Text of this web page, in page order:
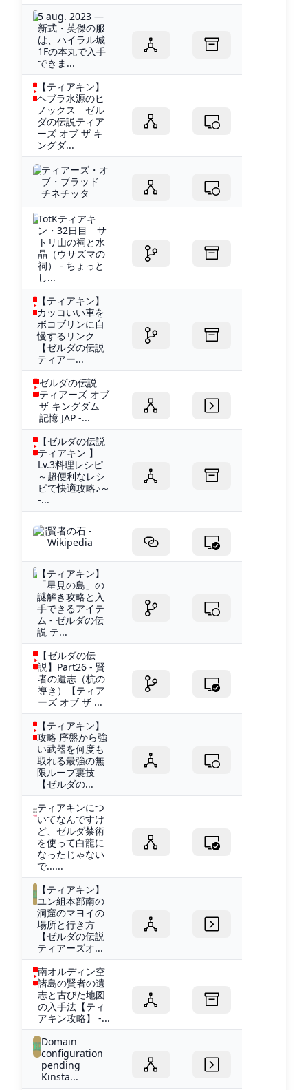
5 aug. 2023 —
新式・英傑の服
は、ハイラル城
1Fの本丸で入手
できま...
【ティアキン】
ヘブラ水源のヒ
ノックス ゼル
ダの伝説ティア
ーズ オブ ザ キ
ングダ...
ティアーズ・オ
ブ・ブラッド
チネチッタ
TotKティアキ
ン・32日目 サ
トリ山の祠と水
晶（ウサズマの
祠） - ちょっと
し...
【ティアキン】
カッコいい車を
ボコブリンに自
慢するリンク
【ゼルダの伝説
ティアー...
ゼルダの伝説
ティアーズ オブ
ザ キングダム
記憶 JAP -...
【ゼルダの伝説
ティアキン 】
Lv.3料理レシピ
～超便利なレシ
ピで快適攻略♪～
-...
賢者の石 -
Wikipedia
【ティアキン】
「星見の島」の
謎解き攻略と入
手できるアイテ
ム - ゼルダの伝
説 テ...
【ゼルダの伝
説】Part26 - 賢
者の遺志（杭の
導き）【ティア
ーズ オブ ザ ...
【ティアキン】
攻略 序盤から強
い武器を何度も
取れる最強の無
限ループ裏技
【ゼルダの...
ティアキンにつ
いてなんですけ
ど、ゼルダ禁術
を使って白龍に
なったじゃない
で......
【ティアキン】
ユン組本部南の
洞窟のマヨイの
場所と行き方
【ゼルダの伝説
ティアーズオ...
南オルディン空
諸島の賢者の遺
志と古びた地図
の入手法【ティ
アキン攻略】 -...
Domain
configuration
pending
Kinsta...